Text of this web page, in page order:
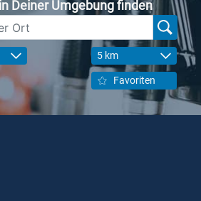
Deiner Umgebung finden
5 km
Favoriten